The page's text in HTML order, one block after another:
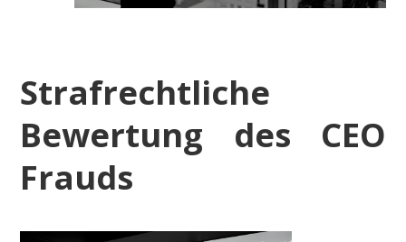
Strafrechtliche
Bewertung des CEO
Frauds